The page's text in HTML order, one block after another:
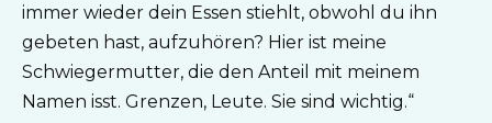
immer wieder dein Essen stiehlt, obwohl du ihn
gebeten hast, aufzuhören? Hier ist meine
Schwiegermutter, die den Anteil mit meinem
Namen isst. Grenzen, Leute. Sie sind wichtig.“